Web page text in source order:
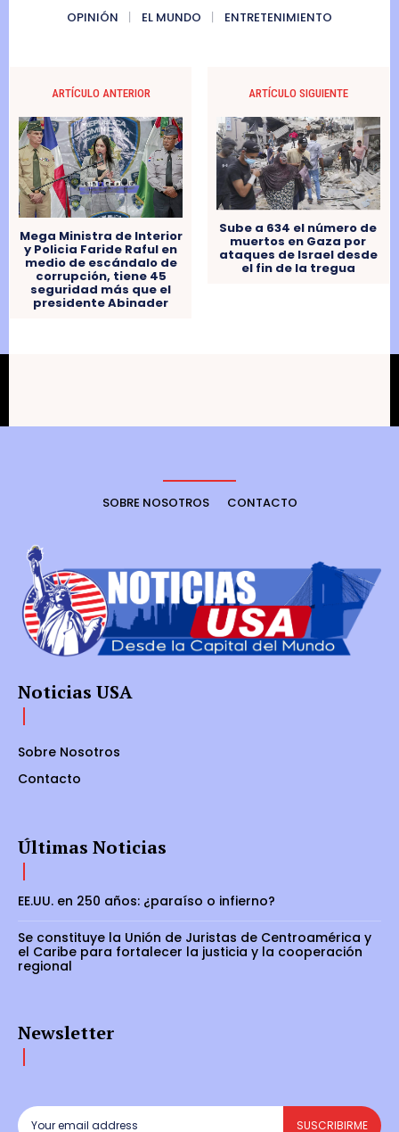
OPINIÓN
EL MUNDO ENTRETENIMIENTO
ARTÍCULO ANTERIOR
Mega Ministra de Interior
y Policia Faride Raful en
medio de escándalo de
corrupción, tiene 45
seguridad más que el
presidente Abinader
ARTÍCULO SIGUIENTE
Sube a 634 el número de
muertos en Gaza por
ataques de Israel desde
el fin de la tregua
SOBRE NOSOTROS CONTACTO
Noticias USA
Sobre Nosotros
Contacto
Últimas Noticias
EE.UU. en 250 años: ¿paraíso o infierno?
Se constituye la Unión de Juristas de Centroamérica y
el Caribe para fortalecer la justicia y la cooperación
regional
Newsletter
SUSCRIBIRME